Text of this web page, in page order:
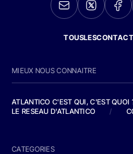
MIEUX NOUS CONNAITRE
ATLANTICO C'EST QUI, C'EST QUOI
LE RESEAU D'ATLANTICO
/
CATEGORIES